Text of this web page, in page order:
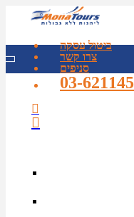
ביטול עסקה
צרו קשר
סניפים
03-